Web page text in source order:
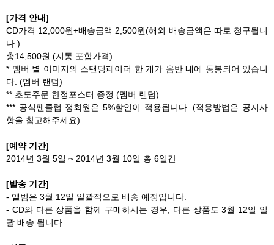
[가격 안내]
CD가격 12,000원+배송금액 2,500원(해외 배송금액은 따로 청구됩니
다.)
총14,500원 (지통 포함가격)
* 멤버 별 이미지의 스탠딩페이퍼 한 개가 음반 내에 동봉되어 있습니
다. (멤버 랜덤)
** 초도주문 한정포스터 증정 (멤버 랜덤)
*** 공식팬클럽 정회원은 5%할인이 적용됩니다. (적용방법은 공지사
항을 참고해주세요)
[예약 기간]
2014년 3월 5일 ~ 2014년 3월 10일 총 6일간
[발송 기간]
- 앨범은 3월 12일 일괄적으로 배송 예정입니다.
- CD와 다른 상품을 함께 구매하시는 경우, 다른 상품도 3월 12일 일
괄 배송 됩니다.